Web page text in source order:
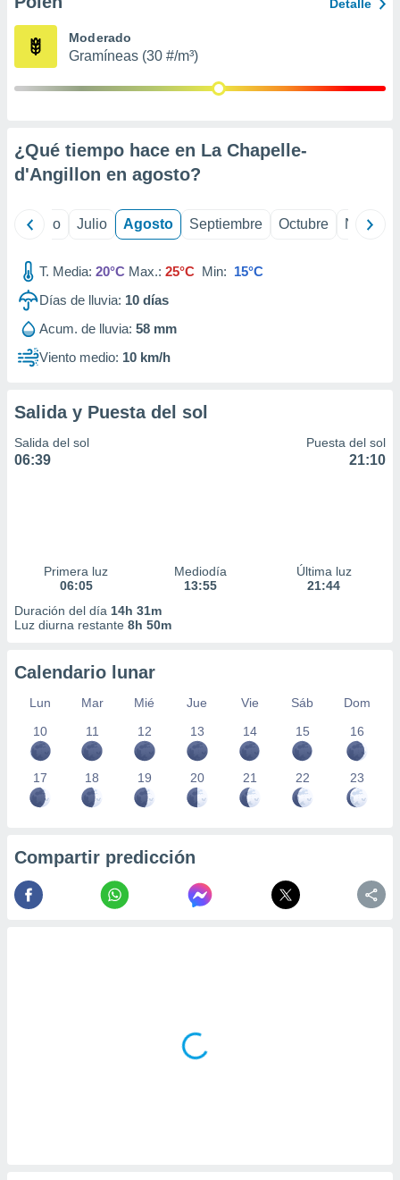
publicidad
1199
Detalle
Moderado
Gramíneas (30 #/m³)
¿Qué tiempo hace en La Chapelle-
d'Angillon en agosto?
Junio Julio Agosto Septiembre Octubre
T. Media: 20°C Max.: 25°C Min: 15°C
Días de lluvia: 10 días
Acum. de lluvia: 58 mm
Viento medio: 10 km/h
Salida y Puesta del sol
Salida del sol
06:39
Puesta del sol
21:10
Primera luz
06:05
Mediodía
13:55
Última luz
21:44
Duración del día 14h 31m
Luz diurna restante 8h 50m
Calendario lunar
Lun Mar Mié Jue Vie Sáb
Dom
10
11 12 13 14 15 16
17 18 19 20 21 22 23
Compartir predicción